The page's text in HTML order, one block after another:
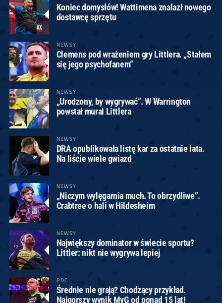
Koniec domysłów! Wattimena znalazł nowego
dostawcę sprzętu
NEWSY
Clemens pod wrażeniem gry Littlera. „Stałem
się jego psychofanem”
NEWSY
„Urodzony, by wygrywać”. W Warrington
powstał mural Littlera
NEWSY
DRA opublikowała listę kar za ostatnie lata.
Na liście wiele gwiazd
NEWSY
„Niczym wylęgarnia much. To obrzydliwe”.
Crabtree o hali w Hildesheim
NEWSY
Największy dominator w świecie sportu?
Littler: nikt nie wygrywa lepiej
PDC
Średnie nie grają? Chodzący przykład.
Najgorszy wynik MvG od ponad 15 lat!